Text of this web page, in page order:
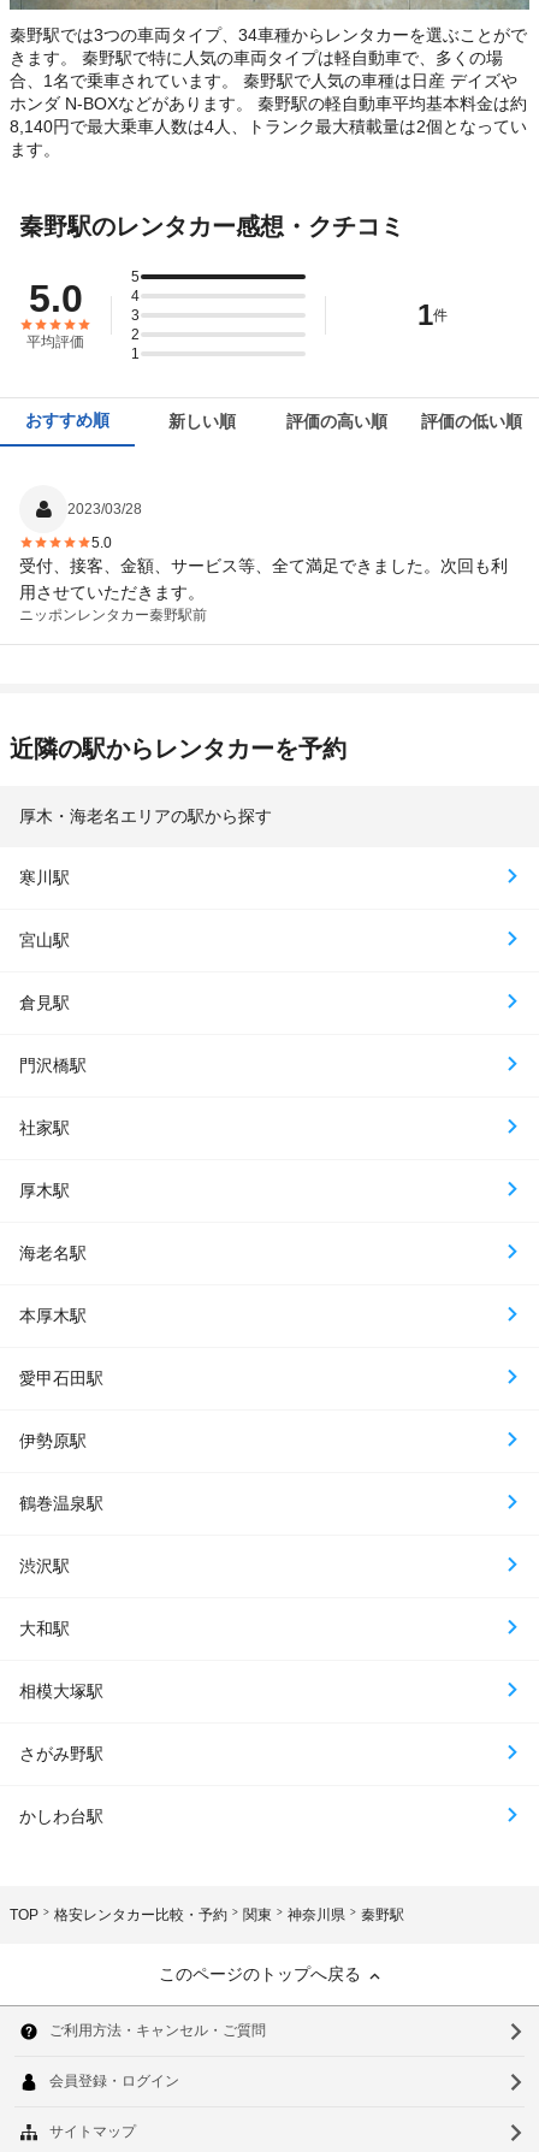
秦野駅では3つの車両タイプ、34車種からレンタカーを選ぶことがで
きます。 秦野駅で特に人気の車両タイプは軽自動車で、多くの場
合、1名で乗車されています。 秦野駅で人気の車種は日産 デイズや
ホンダ N-BOXなどがあります。 秦野駅の軽自動車平均基本料金は約
8,140円で最大乗車人数は4人、トランク最大積載量は2個となってい
ます。
秦野駅のレンタカー感想・クチコミ
5.0
平均評価
5
4
3
2
1
1件
おすすめ順 新しい順 評価の高い順 評価の低い順
2023/03/28
5.0
受付、接客、金額、サービス等、全て満足できました。次回も利
用させていただきます。
ニッポンレンタカー秦野駅前
近隣の駅からレンタカーを予約
厚木・海老名エリアの駅から探す
寒川駅
宮山駅
倉見駅
門沢橋駅
社家駅
厚木駅
海老名駅
本厚木駅
愛甲石田駅
伊勢原駅
鶴巻温泉駅
渋沢駅
大和駅
相模大塚駅
さがみ野駅
かしわ台駅
TOP 格安レンタカー比較・予約 関東 神奈川県 秦野駅
このページのトップへ戻る